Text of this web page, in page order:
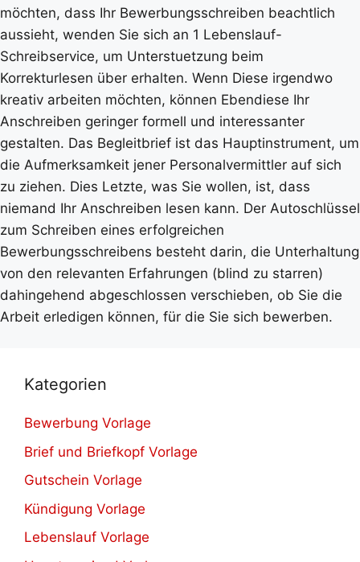
möchten, dass Ihr Bewerbungsschreiben beachtlich
aussieht, wenden Sie sich an 1 Lebenslauf-
Schreibservice, um Unterstuetzung beim
Korrekturlesen über erhalten. Wenn Diese irgendwo
kreativ arbeiten möchten, können Ebendiese Ihr
Anschreiben geringer formell und interessanter
gestalten. Das Begleitbrief ist das Hauptinstrument, um
die Aufmerksamkeit jener Personalvermittler auf sich
zu ziehen. Dies Letzte, was Sie wollen, ist, dass
niemand Ihr Anschreiben lesen kann. Der Autoschlüssel
zum Schreiben eines erfolgreichen
Bewerbungsschreibens besteht darin, die Unterhaltung
von den relevanten Erfahrungen (blind zu starren)
dahingehend abgeschlossen verschieben, ob Sie die
Arbeit erledigen können, für die Sie sich bewerben.
Kategorien
Bewerbung Vorlage
Brief und Briefkopf Vorlage
Gutschein Vorlage
Kündigung Vorlage
Lebenslauf Vorlage